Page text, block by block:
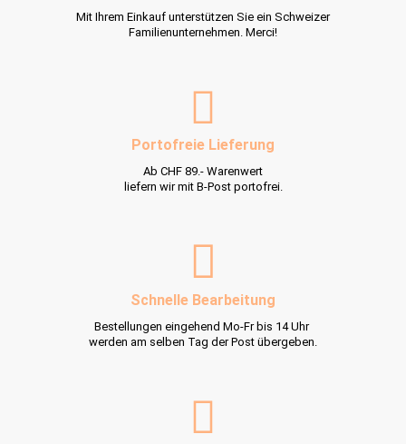
Mit Ihrem Einkauf unterstützen Sie ein Schweizer
Familienunternehmen. Merci!
Portofreie Lieferung
Ab CHF 89.- Warenwert
liefern wir mit B-Post portofrei.
Schnelle Bearbeitung
Bestellungen eingehend Mo-Fr bis 14 Uhr
werden am selben Tag der Post übergeben.